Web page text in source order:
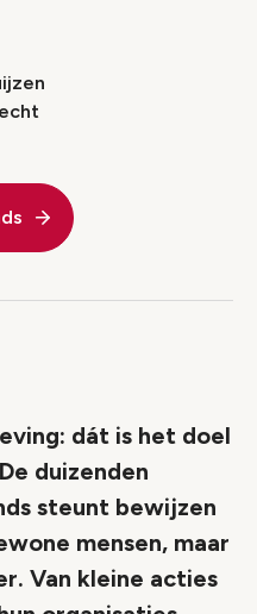
dát is het doel
duizenden
steunt bewijzen
mensen, maar
Van kleine acties